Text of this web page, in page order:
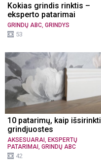
Kokias grindis rinktis –
eksperto patarimai
GRINDŲ ABC GRINDYS
53
10 patarimų, kaip išsirinkti
grindjuostes
AKSESUARAI
EKSPERTŲ
PATARIMAI
GRINDŲ ABC
42